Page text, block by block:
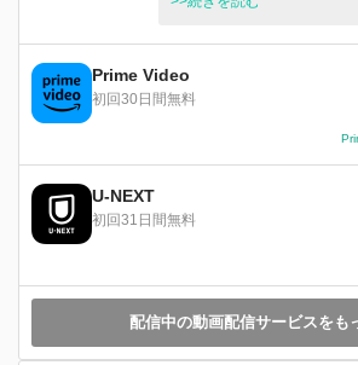
親の引いたレールに乗った
めていた紫は、彼らと行動
る……。
Prime Video
初回30日間無料
U-NEXT
初回31日間無料
配信中の動画配信サービスをも